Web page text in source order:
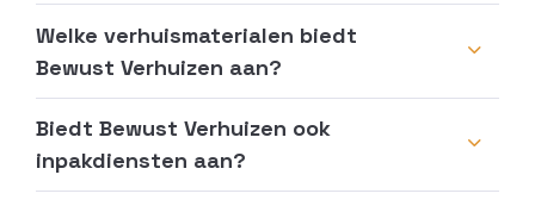
Welke verhuismaterialen biedt
Bewust Verhuizen aan?
Biedt Bewust Verhuizen ook
inpakdiensten aan?